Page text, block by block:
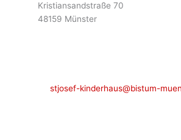
Kristiansandstraße 70
48159 Münster
stjosef-kinderhaus@bistum-